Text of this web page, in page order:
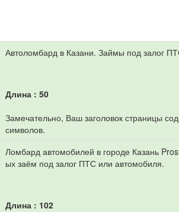
Автоломбард в Казани. Займы под залог
Длина : 50
Замечательно, Ваш заголовок страницы
символов.
Ломбард автомобилей в городе Казань
ых заём под залог ПТС или автомобиля.
Длина : 102